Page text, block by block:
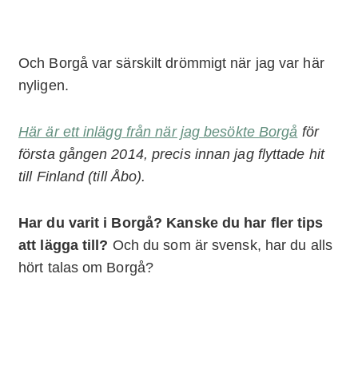
Och Borgå var särskilt drömmigt när jag var här
nyligen.
Här är ett inlägg från när jag besökte Borgå för
första gången 2014, precis innan jag flyttade hit
till Finland (till Åbo).
Har du varit i Borgå? Kanske du har fler tips
att lägga till? Och du som är svensk, har du alls
hört talas om Borgå?